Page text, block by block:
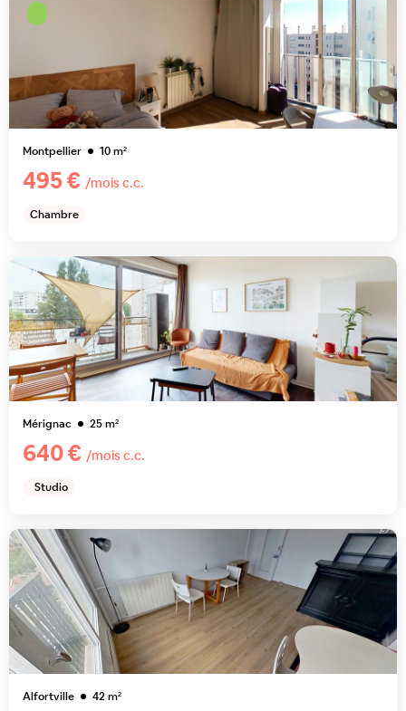
Montpellier 10m²
495 € /mois c.c.
Chambre
Mérignac 25m²
640 € /mois c.c.
Studio
Alfortville 42m²